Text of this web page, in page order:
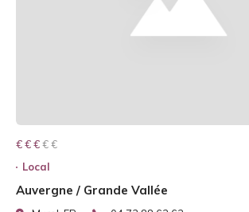
€ € € € €
€ € €
Local
Auvergne / Grande Vallée